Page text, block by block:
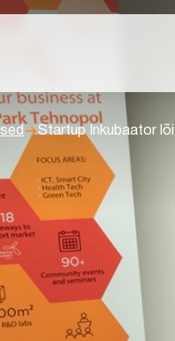
Startup Inkubaator